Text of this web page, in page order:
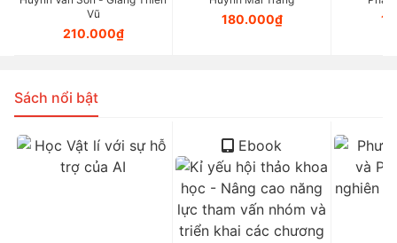
Vũ
210.000₫
180.000₫
Sách nổi bật
Ebook